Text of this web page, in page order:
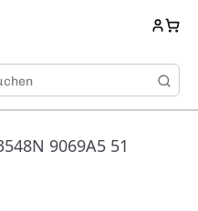
9069A5 51